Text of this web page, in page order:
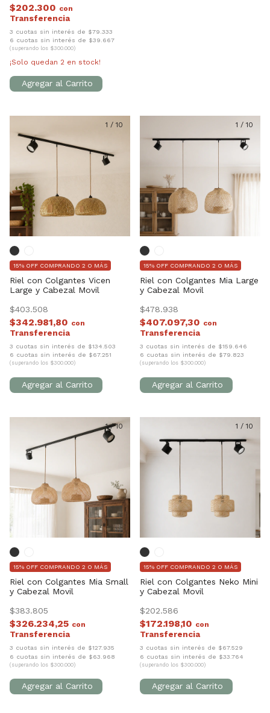
$202.300 con
3 cuotas sin interés de $79.333
6 cuotas sin interés de $39.667
(superando los $300.000)
¡Solo quedan 2 en stock!
1 / 10
Riel con Colgantes Vicen
Large y Cabezal Movil
$403.508
15% OFF COMPRANDO 2 O MÁS
$342.981,80 con
3 cuotas sin interés de $134.503
6 cuotas sin interés de $67.251
(superando los $300.000)
1 /10
Riel con Colgantes Mia Large
y Cabezal Movil
$478.938
15% OFF COMPRANDO 2 O MÁS
$407.097,30 con
3 cuotas sin interés de $159.646
6 cuotas sin interés de $79.823
(superando los $300.000)
1/10
Riel con Colgantes Mia Small
y Cabezal Movil
$383.805
15% OFF COMPRANDO 2 O MÁS
$326.234,25 con
3 cuotas sin interés de $127.935
6 cuotas sin interés de $63.968
(superando los $300.000)
1 / 10
Riel con Colgantes Neko Mini
y Cabezal Movil
$202.586
15% OFF COMPRANDO 2 O MÁS
$172.198,10 con
3 cuotas sin interés de $67.529
6 cuotas sin interés de $33.764
(superando los $300.000)